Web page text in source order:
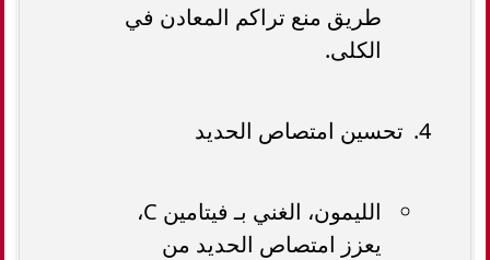
طريق منع تراكم المعادن في
الكلى.
تحسين امتصاص الحديد
الليمون، الغني بـ فيتامين C،
يعزز امتصاص الحديد من